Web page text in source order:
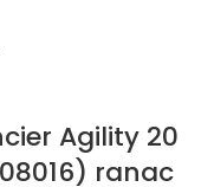
Agility 20
ranac